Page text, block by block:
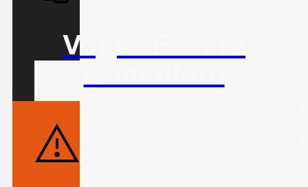
Voglio Essere